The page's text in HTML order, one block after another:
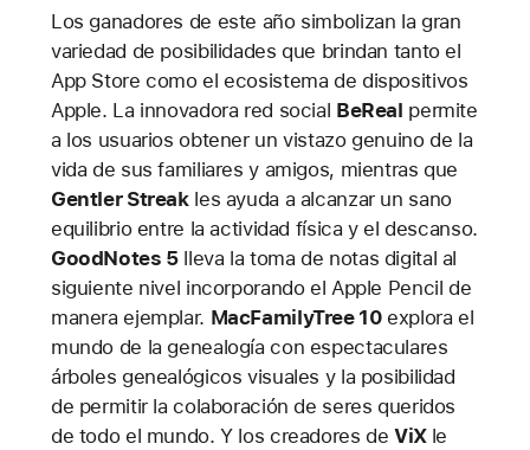
Los ganadores de este año simbolizan la gran
variedad de posibilidades que brindan tanto el
App Store como el ecosistema de dispositivos
Apple. La innovadora red social BeReal permite
a los usuarios obtener un vistazo genuino de la
vida de sus familiares y amigos, mientras que
Gentler Streakles ayuda a alcanzar un sano
equilibrio entre la actividad física y el descanso.
GoodNotes 5lleva la toma de notas digital al
siguiente nivel incorporando el Apple Pencil de
manera ejemplar. MacFamilyTree 10 explora el
mundo de la genealogía con espectaculares
árboles genealógicos visuales y la posibilidad
de permitir la colaboración de seres queridos
de todo el mundo. Y los creadores deViX le